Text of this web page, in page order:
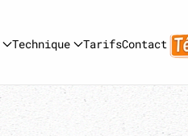
Technique TarifsContact